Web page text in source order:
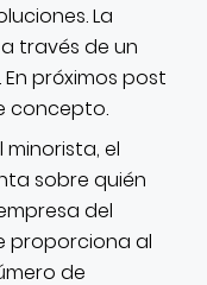
La
través de un
próximos post
concepto.
minorista, el
sobre quién
del
proporciona al
de